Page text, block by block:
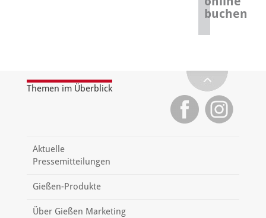
buchen
Themen im Überblick
Aktuelle
Pressemitteilungen
Gießen-Produkte
Über Gießen Marketing